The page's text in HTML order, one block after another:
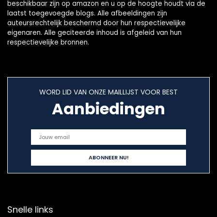
beschikbaar zijn op amazon en u op de hoogte houdt via de
laatst toegevoegde blogs. Alle afbeeldingen zijn
auteursrechtelijk beschermd door hun respectievelijke
eigenaren. Alle geciteerde inhoud is afgeleid van hun
respectievelijke bronnen.
WORD LID VAN ONZE MAILLIJST VOOR BEST
Aanbiedingen
Snelle links